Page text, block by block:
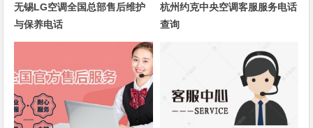
无锡LG空调全国总部售后维护
与保养电话
杭州约克中央空调客服服务电话
查询